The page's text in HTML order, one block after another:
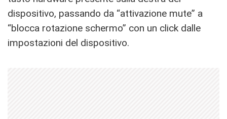
dispositivo, passando da “attivazione mute” a
“blocca rotazione schermo” con un click dalle
impostazioni del dispositivo.